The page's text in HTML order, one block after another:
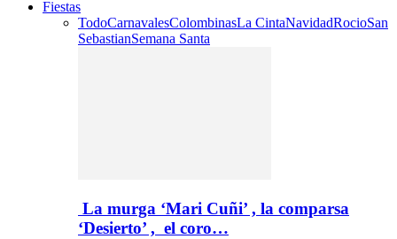
Fiestas
TodoCarnavalesColombinasLa CintaNavidadRocioSan
SebastianSemana Santa
La murga ‘Mari Cuñi’ , la comparsa
‘Desierto’ , el coro…